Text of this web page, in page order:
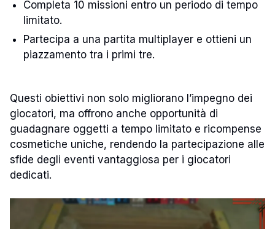
Completa 10 missioni entro un periodo di tempo
limitato.
Partecipa a una partita multiplayer e ottieni un
piazzamento tra i primi tre.
Questi obiettivi non solo migliorano l’impegno dei
giocatori, ma offrono anche opportunità di
guadagnare oggetti a tempo limitato e ricompense
cosmetiche uniche, rendendo la partecipazione alle
sfide degli eventi vantaggiosa per i giocatori
dedicati.